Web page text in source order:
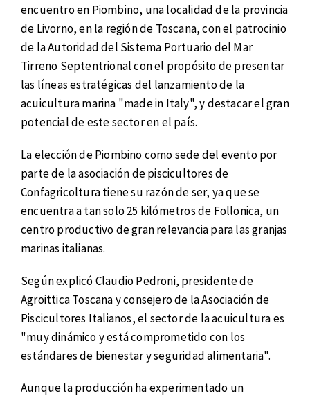
encuentro en Piombino, una localidad de la provincia
de Livorno, en la región de Toscana, con el patrocinio
de la Autoridad del Sistema Portuario del Mar
Tirreno Septentrional con el propósito de presentar
las líneas estratégicas del lanzamiento de la
acuicultura marina "made in Italy", y destacar el gran
potencial de este sector en el país.
La elección de Piombino como sede del evento por
parte de la asociación de piscicultores de
Confagricoltura tiene su razón de ser, ya que se
encuentra a tan solo 25 kilómetros de Follonica, un
centro productivo de gran relevancia para las granjas
marinas italianas.
Según explicó Claudio Pedroni, presidente de
Agroittica Toscana y consejero de la Asociación de
Piscicultores Italianos, el sector de la acuicultura es
"muy dinámico y está comprometido con los
estándares de bienestar y seguridad alimentaria".
Aunque la producción ha experimentado un